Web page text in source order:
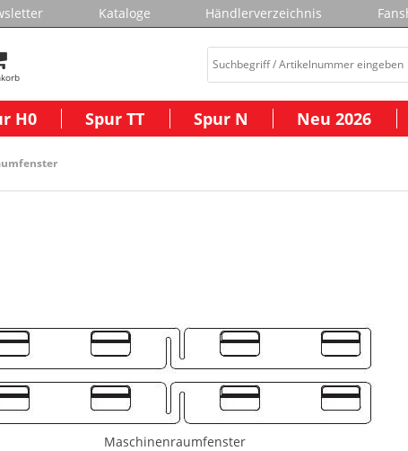
Kataloge Händlerverzeichnis
H0 Spur TT Spur N Neu 2026
Maschinenraumfenster